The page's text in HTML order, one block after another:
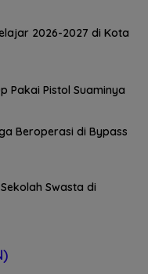
2026-2027 di Kota
Pakai Pistol Suaminya
Beroperasi di Bypass
Swasta di